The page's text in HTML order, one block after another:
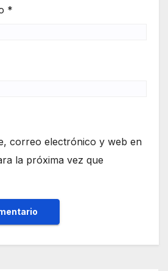
*
correo electrónico y web en
la próxima vez que